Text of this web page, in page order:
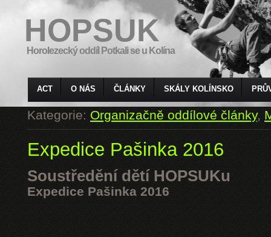
HOPSUK
Horolezecký oddíl Potkali se u Kolína
ACT O NÁS ČLÁNKY SKÁLY KOLÍNSKO
Kategorie:Organizačně oddílové články,
Expedice Pašinka 2016
Soustředění dětí HOPSUKu
Expedice Pašinka 2016